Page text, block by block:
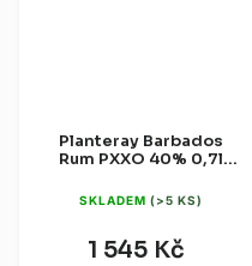
Planteray Barbados
Rum PXXO 40% 0,7l
SKLADEM (>5 KS)
1 545 Kč